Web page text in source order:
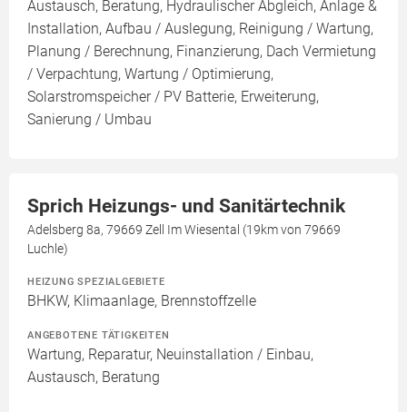
Austausch, Beratung, Hydraulischer Abgleich, Anlage &
Installation, Aufbau / Auslegung, Reinigung / Wartung,
Planung / Berechnung, Finanzierung, Dach Vermietung
/ Verpachtung, Wartung / Optimierung,
Solarstromspeicher / PV Batterie, Erweiterung,
Sanierung / Umbau
Sprich Heizungs- und Sanitärtechnik
Adelsberg 8a, 79669 Zell Im Wiesental (19km von 79669
Luchle)
HEIZUNG SPEZIALGEBIETE
BHKW, Klimaanlage, Brennstoffzelle
ANGEBOTENE TÄTIGKEITEN
Wartung, Reparatur, Neuinstallation / Einbau,
Austausch, Beratung